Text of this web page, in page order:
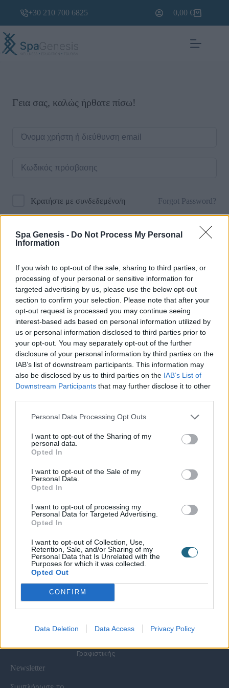
Spa Genesis - Do Not Process My Personal
Information
If you wish to opt-out of the sale, sharing to third parties, or
processing of your personal or sensitive information for
targeted advertising by us, please use the below opt-out
section to confirm your selection. Please note that after your
opt-out request is processed you may continue seeing
interest-based ads based on personal information utilized by
us or personal information disclosed to third parties prior to
your opt-out. You may separately opt-out of the further
disclosure of your personal information by third parties on the
IAB’s list of downstream participants. This information may
also be disclosed by us to third parties on the IAB’s List of
Downstream Participants that may further disclose it to other
Personal Data Processing Opt Outs
I want to opt-out of the Sharing of my
personal data.
Opted In
I want to opt-out of the Sale of my
Personal Data.
Opted In
I want to opt-out of processing my
Personal Data for Targeted Advertising.
Opted In
I want to opt-out of Collection, Use,
Retention, Sale, and/or Sharing of my
Personal Data that Is Unrelated with the
Purposes for which it was collected.
Opted Out
CONFIRM
Data Deletion Data Access Privacy Policy
+30 210 700 6825 0,00€
Γεια σας, καλώς ήρθατε πίσω!
Κρατήστε με συνδεδεμένο/η Forgot Password?
Σύνδεση
Δεν έχετε λογαριασμό;Εγγραφείτε Τώρα
+30 210 700 6825
+30 694 9855145
info@spagenesis.gr
Ωράριο Λειτουργίας
Δευ - Παρ: 09:00 - 18:00
Σάββατο: 10:00 - 19:00
Χρήσιμες Σελίδες
Καριέρα
Τα Νέα μας
Απορρήτου
Όροι Χρήσης Eshop
Συχνές Ερωτήσεις
Τρόποι Πληρωμής &
Spa Marketing &
Προσωπικού
Digital Marketing
Wellness Real Estate
Ανακαίνιση Spa
Εξοπλισμός
Γραφιστικής
Εξειδικευμένα
Σεμινάρια
Σεμινάρια
Αισθητικής
Σεμινάρια Μασάζ
Σεμινάρια
Newsletter